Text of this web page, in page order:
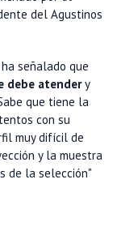
del Agustinos
señalado que
debe atendery
que tiene la
con su
muy difícil de
y la muestra
de la selección"